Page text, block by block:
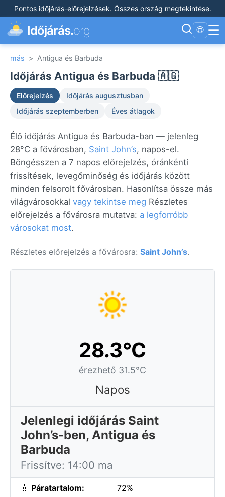
Pontos időjárás-előrejelzések. Összes ország megtekintése.
Időjárás.org 🌐 ☰
más > Antigua és Barbuda
Időjárás Antigua és Barbuda 🇦🇬
Előrejelzés
Időjárás augusztusban
Időjárás szeptemberben
Éves átlagok
Élő időjárás Antigua és Barbuda-ban — jelenleg
28°C a fővárosban, Saint John’s, napos-el.
Böngésszen a 7 napos előrejelzés, óránkénti
frissítések, levegőminőség és időjárás között
minden felsorolt fővárosban. Hasonlítsa össze más
világvárosokkal vagy tekintse meg Részletes
előrejelzés a fővárosra mutatva: a legforróbb
városokat most.
Részletes előrejelzés a fővárosra: Saint John’s.
28.3°C
érezhető 31.5°C
Napos
Jelenlegi időjárás Saint
John’s-ben, Antigua és
Barbuda
Frissítve: 14:00 ma
💧 Páratartalom: 72%